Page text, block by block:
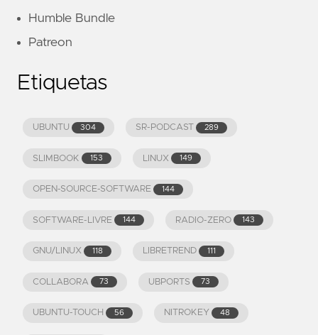
Humble Bundle
Patreon
Etiquetas
UBUNTU 304 SR-PODCAST 289
SLIMBOOK 153 LINUX 149
OPEN-SOURCE-SOFTWARE 144
SOFTWARE-LIVRE 144 RADIO-ZERO 143
GNU/LINUX 118 LIBRETREND 111
COLLABORA 73 UBPORTS 73
UBUNTU-TOUCH 56 NITROKEY 48